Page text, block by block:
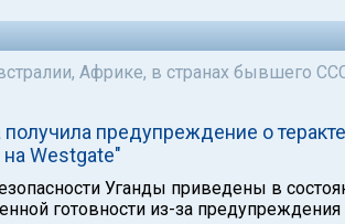
Африке, в странах бывшего
получила предупреждение о
на Westgate"
Уганды приведены в
готовности из-за предупреждения